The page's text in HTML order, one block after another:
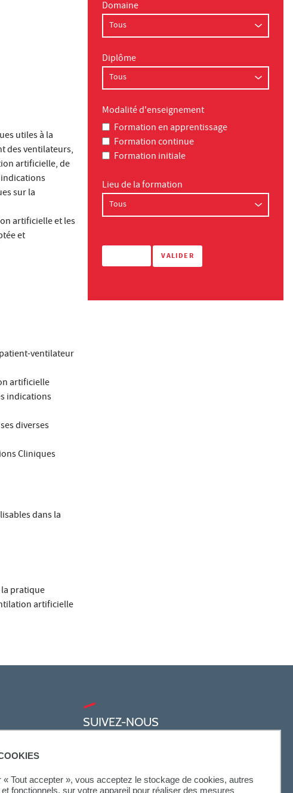
« Tout accepter », vous acceptez le stockage de cookies, autres
fonctionnels, sur votre appareil pour réaliser des mesures
utiles à la
des ventilateurs,
artificielle, de
sur la
artificielle et les
et
ventilateur
artificielle
indications
diverses
Cliniques
dans la
pratique
artificielle
Domaine
Diplôme
Modalité d'enseignement
Formation en apprentissage
Formation continue
Formation initiale
Lieu de la formation
SUIVEZ-NOUS